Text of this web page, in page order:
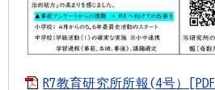
R7教育研究所所報(4号）